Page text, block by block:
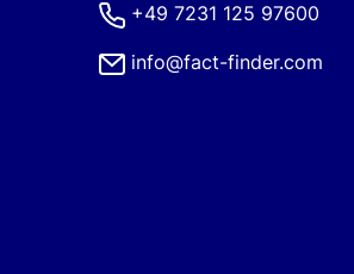
+49 7231 125 97600
info@fact-finder.com